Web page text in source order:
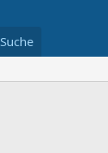
Suche